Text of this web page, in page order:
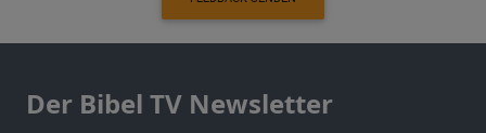
Der Bibel TV Newsletter